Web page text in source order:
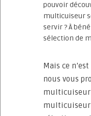
pouvoir
multicuiseur
servir ? À
sélection de
Mais ce
nous vous
multicuiseur
multicuiseur